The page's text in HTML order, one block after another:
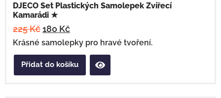
DJECO Set Plastických Samolepek Zvířecí
Kamarádi ★
225Kč180 Kč
Krásné samolepky pro hravé tvoření.
Přidat do košíku